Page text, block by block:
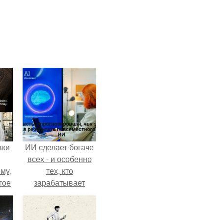
ИИ сделает богаче
всех - и особенно
тех, кто
зарабатывает
меньше всего.